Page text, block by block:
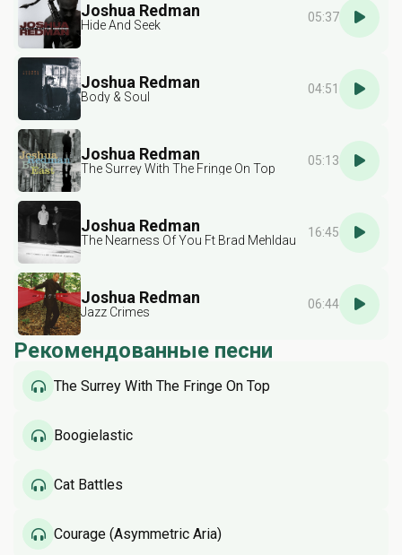
Joshua Redman
Hide And Seek
05:37
Joshua Redman
Body & Soul
04:51
Joshua Redman
The Surrey With The Fringe On Top
05:13
Joshua Redman
The Nearness Of You Ft Brad Mehldau
16:45
Joshua Redman
Jazz Crimes
06:44
Рекомендованные песни
The Surrey With The Fringe On Top
Boogielastic
Cat Battles
Courage (Asymmetric Aria)